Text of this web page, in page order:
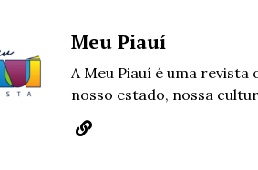
Meu Piauí
A Meu Piauí é uma
nosso estado, nossa